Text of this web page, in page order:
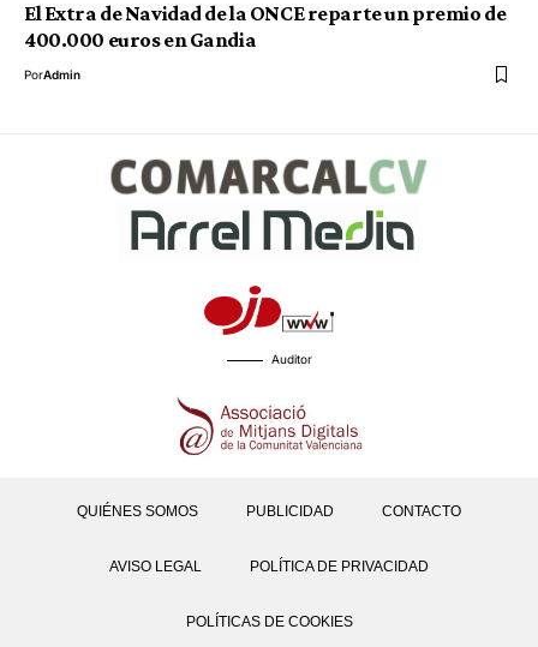
El Extra de Navidad de la ONCE reparte un premio de
400.000 euros en Gandia
PorAdmin
Auditor
QUIÉNES SOMOS PUBLICIDAD CONTACTO
AVISO LEGAL POLÍTICA DE PRIVACIDAD
POLÍTICAS DE COOKIES